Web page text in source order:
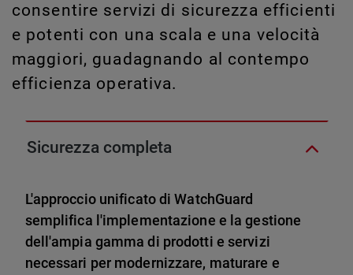
consentire servizi di sicurezza efficienti
e potenti con una scala e una velocità
maggiori, guadagnando al contempo
efficienza operativa.
Sicurezza completa
L'approccio unificato di WatchGuard
semplifica l'implementazione e la gestione
dell'ampia gamma di prodotti e servizi
necessari per modernizzare, maturare e